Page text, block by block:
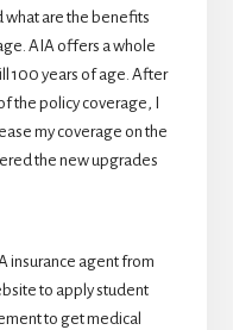
what are the benefits
AIA offers a whole
100 years of age. After
the policy coverage, I
my coverage on the
the new upgrades
insurance agent from
to apply student
to get medical